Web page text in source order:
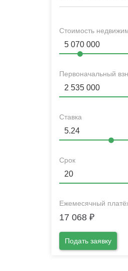
Стоимость
Первоначальный
Ставка
Срок
Ежемесячный
17 068 ₽
Подать заявку